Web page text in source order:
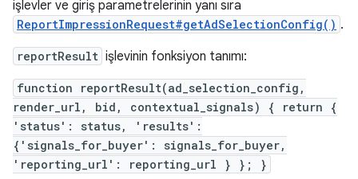
işlevler ve giriş parametrelerinin yanı sıra
ReportImpressionRequest#getAdSelectionConfig() .
reportResult işlevinin fonksiyon tanımı:
function reportResult(ad_selection_config,
render_url, bid, contextual_signals) { return {
'status': status, 'results':
{'signals_for_buyer': signals_for_buyer,
'reporting_url': reporting_url } }; }